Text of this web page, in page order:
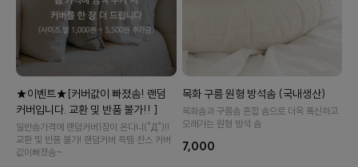
★이벤트★[커버값이 빠졌솜! 랜덤
커버입니다. 교환 및 반품 불가!! ]
일반솜가격에 랜덤커버1장이 온다니(°Д°)!!
교환 및 반품 불가! 랜덤커버 득템 찬스 커버
값이빠졌솜~
목화 구름 원형 방석솜 (국내생산)
목화솜과 구름솜 혼합 솜으로 더욱 폭신하고
오래가는 원형 방석 솜
7,000